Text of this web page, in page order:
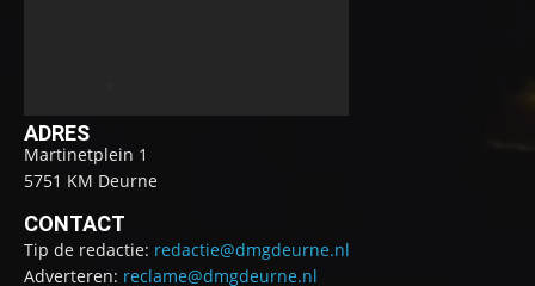
ADRES
Martinetplein 1
5751 KM Deurne
CONTACT
Tip de redactie: redactie@dmgdeurne.nl
Adverteren: reclame@dmgdeurne.nl